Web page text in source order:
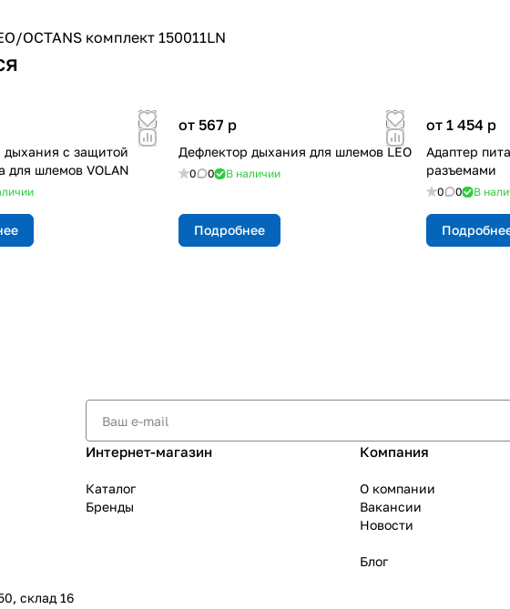
OCTANS комплект 150011LN
дыхания с защитой
для шлемов VOLAN
от 567 p
Дефлектор дыхания для шлемов LEO
0 0 В наличии
Подробнее
от 1 454 p
Адаптер питания с двумя RCA
разъемами
0 0 В
склад 16
Интернет-магазин
Каталог
Бренды
Компания
О компании
Вакансии
Новости
Блог